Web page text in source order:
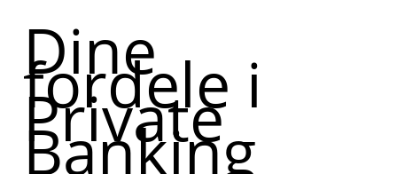
Dine
fordele i
Private
Banking